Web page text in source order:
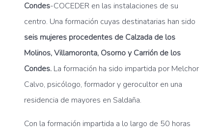
Condes-COCEDER en las instalaciones de su
centro. Una formación cuyas destinatarias han sido
seis mujeres procedentes de Calzada de los
Molinos, Villamoronta, Osorno y Carrión de los
Condes. La formación ha sido impartida por Melchor
Calvo, psicólogo, formador y gerocultor en una
residencia de mayores en Saldaña.
Con la formación impartida a lo largo de 50 horas